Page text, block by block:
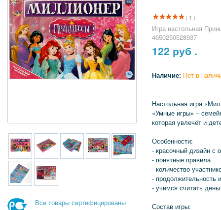
Все товары сертифицированы
( 1 )
Игра настольная
4650250528937
122 руб .
Наличие: Нет в
Настольная игра
«Умные игры» –
которая увлечёт и
Особенности:
- красочный дизайн с
- понятные правила
- количество
- продолжительность
- учимся считать
Состав игры: